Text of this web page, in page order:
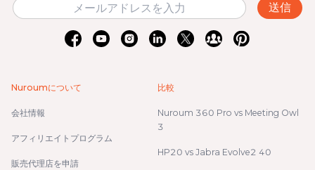
送信
Nuroumについて
会社情報
アフィリエイトプログラム
販売代理店を申請
比較
Nuroum 360 Pro vs Meeting Owl
3
HP20 vs Jabra Evolve2 40